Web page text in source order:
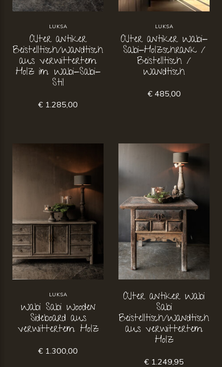
LUKSA
Alter antiker
Beistelltisch/Wandtisch
aus verwittertem
Holz im Wabi-Sabi-
Stil
€ 1.285,00
LUKSA
Alter antiker Wabi-
Sabi-Holzschrank /
Beistelltisch /
Wandtisch
€ 485,00
LUKSA
Wabi Sabi Wooden
Sideboard aus
verwittertem Holz
€ 1.300,00
Alter antiker Wabi
Sabi
Beistelltisch/Wandtisch
aus verwittertem
Holz
€ 1.249,95